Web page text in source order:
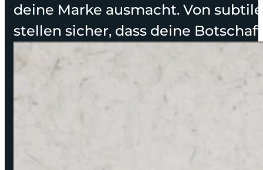
deine Marke ausmacht. Von
stellen sicher, dass deine